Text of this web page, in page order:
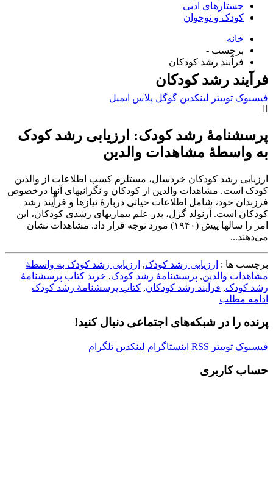
جستارهای ادبی
کودک و نوجوان
خانه
برچسب -
فرآیند رشد کودکان
فرآیند رشد کودکان
فیسبوک توییتر لینکدین گوگل پلاس ایمیل
پرسشنامۀ رشد کودک: ارزیابی رشد کودک
به واسطۀ مشاهدات والدین
ارزیابی رشد کودکان خردسال، مستلزم کسب اطلاعات از والدین
کودک است. مشاهدات والدین از کودکان و نگرانی‎های آن‎ها درخصوص
فرزندان خود، شامل اطلاعات حیاتی دربارۀ نیازها و فرآیند رشد
کودکان است. آرنولد گزل، پدر علم بیماری‎های رشدی کودکان، این
امر را سال‏ها پیش (۱۹۴۰) مورد توجه قرار داد. مشاهدات نشان
برچسب ها : ارزیابی رشد کودک, ارزیابی رشد کودک به واسطۀ
مشاهدات والدین, پرسشنامۀ رشد کودک, خرید کتاب پرسشنامۀ
رشد کودک, فرآیند رشد کودکان, کتاب پرسشنامۀ رشد کودک
ادامه مطلب
پرنده را در شبکه‌های اجتماعی دنبال کنید!
فیسبوک توییتر RSS اینستاگرام لینکدین تلگرام
حساب کاربری